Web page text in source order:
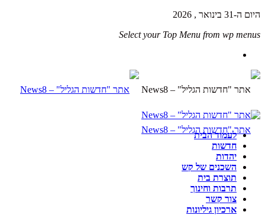
היום ה-31 בינואר , 2026
Select your Top Menu from wp menus
לעמוד הבית
חדשות
יהדות
השכנים של קש
תוצרת בית
תרבות וחינוך
צור קשר
ארכיון גיליונות